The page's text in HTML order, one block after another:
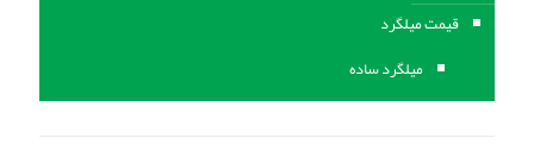
قیمت میلگرد
میلگرد ساده